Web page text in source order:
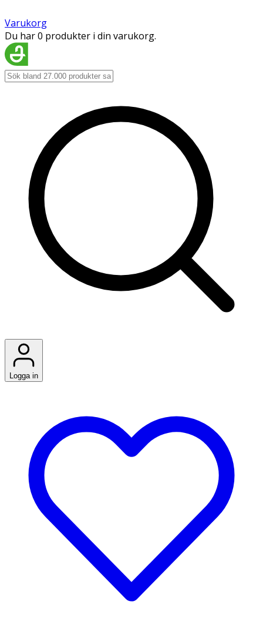
Varukorg
Du har 0 produkter i din varukorg.
Logga in